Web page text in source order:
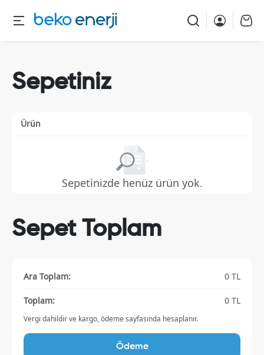
Sepetiniz
Ürün
Sepetinizde henüz ürün yok.
Sepet Toplam
Ara Toplam: 0 TL
Toplam: 0 TL
Vergi dahildir ve kargo, ödeme sayfasında hesaplanır.
Ödeme